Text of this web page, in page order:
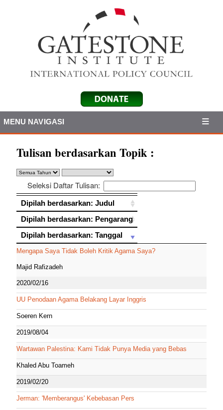
MENU NAVIGASI
Tulisan berdasarkan Topik :
Seleksi Daftar Tulisan:
Dipilah berdasarkan: Judul
Dipilah berdasarkan: Pengarang
Dipilah berdasarkan: Tanggal
Mengapa Saya Tidak Boleh Kritik Agama Saya?
Majid Rafizadeh
2020/02/16
UU Penodaan Agama Belakang Layar Inggris
Soeren Kern
2019/08/04
Wartawan Palestina: Kami Tidak Punya Media yang Bebas
Khaled Abu Toameh
2019/02/20
Jerman: 'Memberangus' Kebebasan Pers
Dipilah berdasarkan: Judul
Dipilah berdasarkan: Pengarang
Dipilah berdasarkan: Tanggal